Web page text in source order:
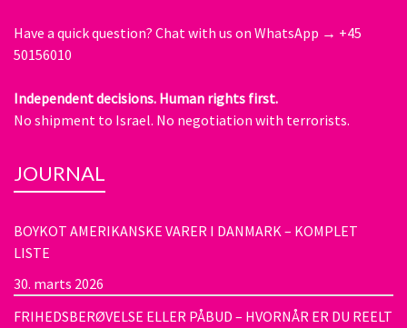
Have a quick question? Chat with us on WhatsApp → +45
50156010
Independent decisions. Human rights first.
No shipment to Israel. No negotiation with terrorists.
JOURNAL
BOYKOT AMERIKANSKE VARER I DANMARK – KOMPLET
LISTE
30. marts 2026
FRIHEDSBERØVELSE ELLER PÅBUD – HVORNÅR ER DU REELT